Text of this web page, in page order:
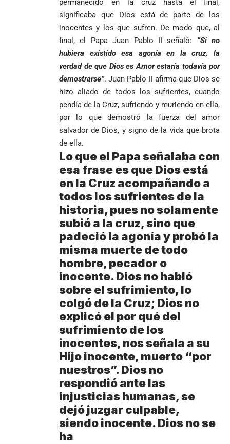
permanecido en la cruz hasta el final,
significaba que Dios está de parte de los
inocentes y los que sufren. De modo que, al
final, el Papa Juan Pablo II señaló: “Si no
hubiera existido esa agonía en la cruz, la
verdad de que Dios es Amor estaría todavía por
demostrarse”. Juan Pablo II afirma que Dios se
hizo aliado de todos los sufrientes, cuando
pendía de la Cruz, sufriendo y muriendo en ella,
por lo que demostró la fuerza del amor
salvador de Dios, y signo de la vida que brota
de ella.
Lo que el Papa señalaba con
esa frase es que Dios está
en la Cruz acompañando a
todos los sufrientes de la
historia, pues no solamente
subió a la cruz, sino que
padeció la agonía y probó la
misma muerte de todo
hombre, pecador o
inocente. Dios no habló
sobre el sufrimiento, lo
colgó de la Cruz; Dios no
explicó el por qué del
sufrimiento de los
inocentes, nos señala a su
Hijo inocente, muerto “por
nuestros”. Dios no
respondió ante las
injusticias humanas, se
dejó juzgar culpable,
siendo inocente. Dios no se
ha
Fico Gutiérrez
presiones
para asistir a
evento de
Petro en
durante
marcha del 1
de mayo
Fico Gutiérrez
demanda
nombramiento
de Quintero en
Supersalud y
pide
suspensión
inmediata del
cargo
Tribunal de
Antioquia
niega pérdida
a concejales
de Medellín
Andrés
El papa León XIV
nombra al padre
Diego Luis Rendón
Urrea como nuevo
obispo de Jericó
Más de 700
estudiantes
indígenas,
afrodescendientes
y mestizos
campesinos
jornada académica
en Medellín
Sonsón-Rionegro
rechaza fotos
tomadas en
templo de Guarne y
ordena acto de
desagravio
y la llama
“Gran
Manipuladora”
reconoce el
preconteo,
pero pide
y vigilar el
escrutinio
Gustavo Petro
afirma que “no
se puede
proclamar
presidente” y
pide esperar
los
escrutinios
oficiales
Abelardo de la
Espriella es
elegido
a Abelardo de
la Espriella
El golazo de
Cabral de
Cabo Verde
ante Argentina
Mundial 2026
Costa de
Marfil
sorprende a
Ecuador en el
último suspiro
y acaba con su
invicto de 19
partidos
Japón rescata
agónico ante
Países Bajos
en un vibrante
Petro usó para
MOTORES, LA
Pantalla & Dial.
Acoso sexual en
medios: Nueva
presidencial
presuntamente lo
camino que no
abandonarse
LA POLICRISIS
COMO HERENCIA
legado del beato
Jesús Aníbal
Gómez a 90 años
de su martirio
1
El papa León XIV
nombra al padre
Diego Luis Rendón
Más de 700
estudiantes
indígenas,
afrodescendientes
y mestizos
campesinos
inician nueva
jornada académica
en Medellín
Cardenal Rueda
pide desarmar el
corazón para
construir juntos
una Colombia
reconciliada